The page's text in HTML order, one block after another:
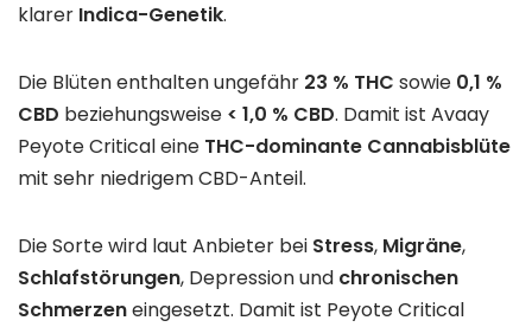
klarer Indica-Genetik.
Die Blüten enthalten ungefähr 23 % THC sowie 0,1 %
CBD beziehungsweise < 1,0 % CBD. Damit ist Avaay
Peyote Critical eine THC-dominante Cannabisblüte
mit sehr niedrigem CBD-Anteil.
Die Sorte wird laut Anbieter bei Stress, Migräne,
Schlafstörungen, Depression und chronischen
Schmerzeneingesetzt. Damit ist Peyote Critical